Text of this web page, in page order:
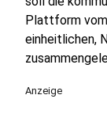
Plattform
einheitlichen,
Anzeige